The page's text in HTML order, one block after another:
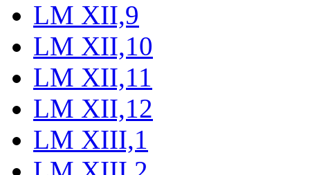
LM XII,9
LM XII,10
LM XII,11
LM XII,12
LM XIII,1